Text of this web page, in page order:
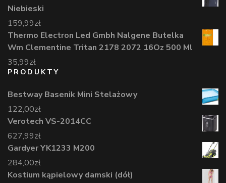
Niebieski
159,99zł
Thermo Electron Led Gmbh Nalgene Butelka
Wm Clementine Tritan 2178 2072 16Oz 500 Ml
35,99zł
PRODUKTY
Bestway Basenik Mini Stelażowy
122,00zł
Verotech VS-2014CC
627,99zł
Gardyer YK1233 M200
284,00zł
Kostium kąpielowy damski (dół)